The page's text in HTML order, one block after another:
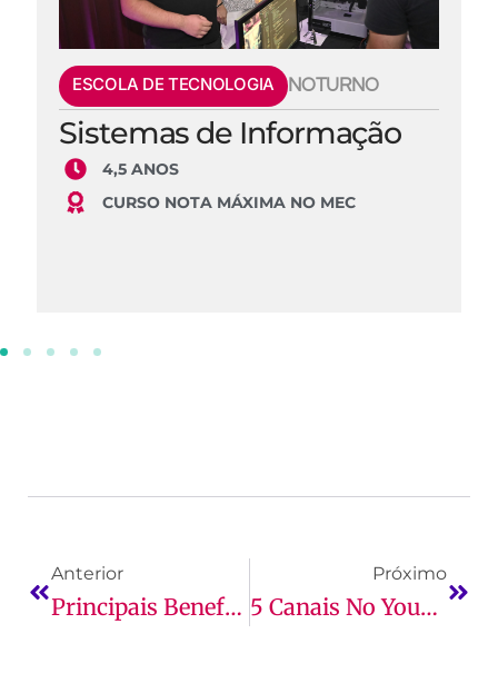
ESCOLA DE TECNOLOGIA NOTURNO
Sistemas de Informação
4,5 ANOS
CURSO NOTA MÁXIMA NO MEC
Anterior
Principais Benefícios Da Aprendizagem Na Primeira Infância
Próximo
5 Canais No YouTube Para Aprender Matemática